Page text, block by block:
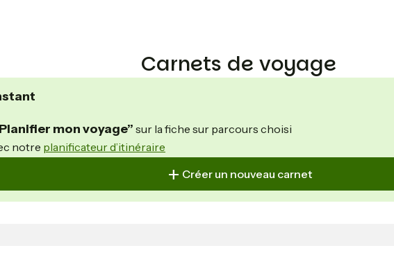
Carnets de voyage
mon voyage” sur la fiche sur parcours choisi
notre planificateur d’itinéraire
Créer un nouveau carnet